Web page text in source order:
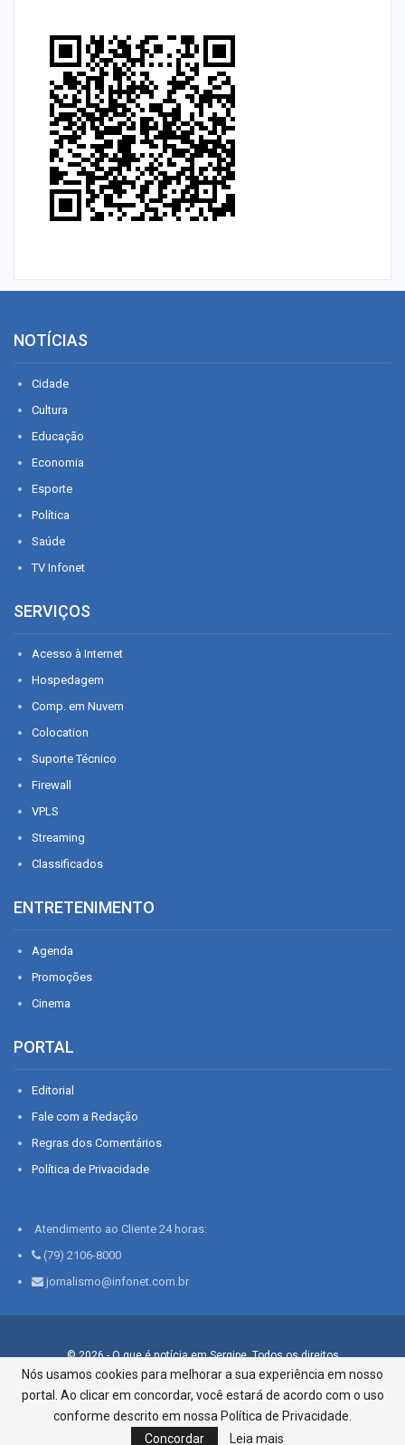
NOTÍCIAS
Cidade
Cultura
Educação
Economia
Esporte
Política
Saúde
TV Infonet
SERVIÇOS
Acesso à Internet
Hospedagem
Comp. em Nuvem
Colocation
Suporte Técnico
Firewall
VPLS
Streaming
Classificados
ENTRETENIMENTO
Agenda
Promoções
Cinema
PORTAL
Editorial
Fale com a Redação
Regras dos Comentários
Política de Privacidade
Atendimento ao Cliente 24 horas:
(79) 2106-8000
jornalismo@infonet.com.br
© 2026 - O que é notícia em Sergipe. Todos os direitos
reservados.
Infonet - Rua Monsenhor Silveira 276, Bairro São José |
Aracaju-SE, CEP 49015-030, Fone: 79.2106.8000 - CI Centro de
Informações LTDA
Nós usamos cookies para melhorar a sua experiência em nosso
portal. Ao clicar em concordar, você estará de acordo com o uso
conforme descrito em nossa Política de Privacidade.
Concordar
Leia mais